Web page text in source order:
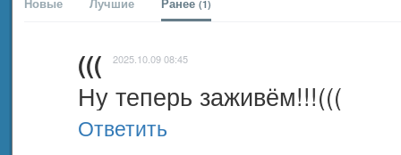
(1)
((( 2025.10.09 08:45
Ну теперь заживём!!!(((
Ответить